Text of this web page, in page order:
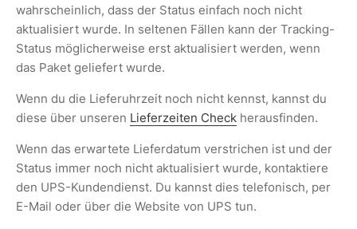
wahrscheinlich, dass der Status einfach noch nicht
aktualisiert wurde. In seltenen Fällen kann der Tracking-
Status möglicherweise erst aktualisiert werden, wenn
das Paket geliefert wurde.
Wenn du die Lieferuhrzeit noch nicht kennst, kannst du
diese über unseren Lieferzeiten Check herausfinden.
Wenn das erwartete Lieferdatum verstrichen ist und der
Status immer noch nicht aktualisiert wurde, kontaktiere
den UPS-Kundendienst. Du kannst dies telefonisch, per
E-Mail oder über die Website von UPS tun.